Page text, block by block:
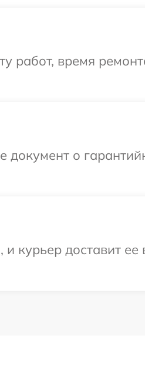
работ, время
документ о
курьер доставит ее